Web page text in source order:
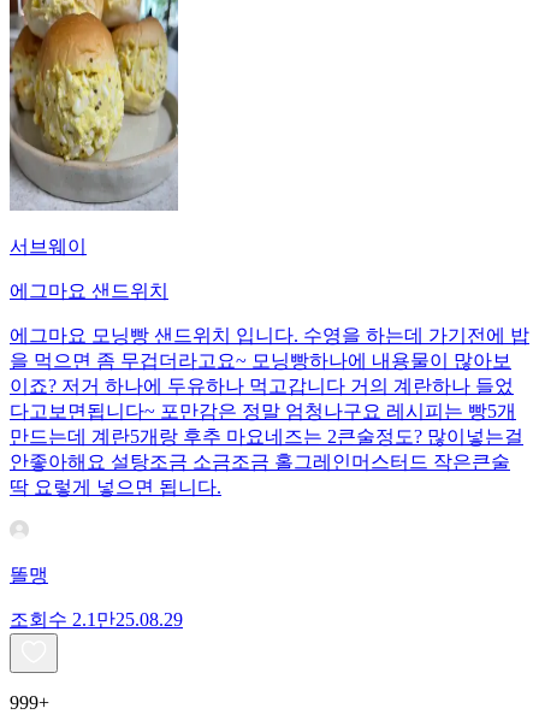
서브웨이
에그마요 샌드위치
에그마요 모닝빵 샌드위치 입니다. 수영을 하는데 가기전에 밥
을 먹으면 좀 무겁더라고요~ 모닝빵하나에 내용물이 많아보
이죠? 저거 하나에 두유하나 먹고갑니다 거의 계란하나 들었
다고보면됩니다~ 포만감은 정말 엄청나구요 레시피는 빵5개
만드는데 계란5개랑 후추 마요네즈는 2큰술정도? 많이넣는걸
안좋아해요 설탕조금 소금조금 홀그레인머스터드 작은큰술
딱 요렇게 넣으면 됩니다.
똘맹
조회수 2.1만25.08.29
999+